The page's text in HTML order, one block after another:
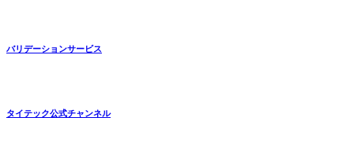
バリデーションサービス
タイテック公式チャンネル